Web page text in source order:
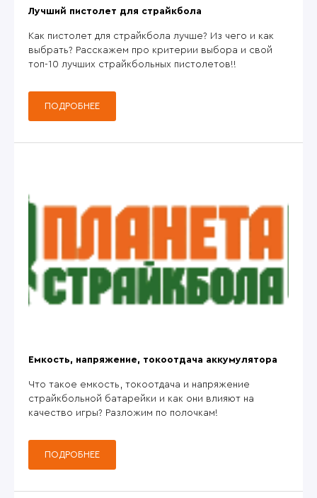
Лучший пистолет для страйкбола
Как пистолет для страйкбола лучше? Из чего и как
выбрать? Расскажем про критерии выбора и свой
топ-10 лучших страйкбольных пистолетов!!
ПОДРОБНЕЕ
Емкость, напряжение, токоотдача аккумулятора
Что такое емкость, токоотдача и напряжение
страйкбольной батарейки и как они влияют на
качество игры? Разложим по полочкам!
ПОДРОБНЕЕ